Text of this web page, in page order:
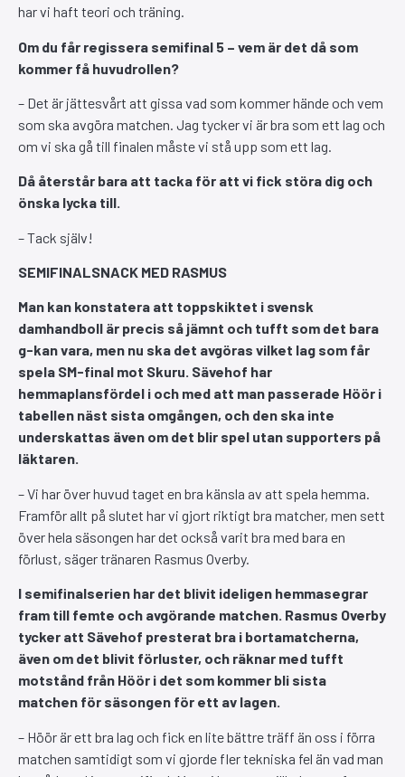
har vi haft teori och träning.
Om du får regissera semifinal 5 – vem är det då som
kommer få huvudrollen?
– Det är jättesvårt att gissa vad som kommer hände och vem
som ska avgöra matchen. Jag tycker vi är bra som ett lag och
om vi ska gå till finalen måste vi stå upp som ett lag.
Då återstår bara att tacka för att vi fick störa dig och
önska lycka till.
– Tack själv!
SEMIFINALSNACK MED RASMUS
Man kan konstatera att toppskiktet i svensk
damhandboll är precis så jämnt och tufft som det bara
g-kan vara, men nu ska det avgöras vilket lag som får
spela SM-final mot Skuru. Sävehof har
hemmaplansfördel i och med att man passerade Höör i
tabellen näst sista omgången, och den ska inte
underskattas även om det blir spel utan supporters på
läktaren.
– Vi har över huvud taget en bra känsla av att spela hemma.
Framför allt på slutet har vi gjort riktigt bra matcher, men sett
över hela säsongen har det också varit bra med bara en
förlust, säger tränaren Rasmus Overby.
I semifinalserien har det blivit ideligen hemmasegrar
fram till femte och avgörande matchen. Rasmus Overby
tycker att Sävehof presterat bra i bortamatcherna,
även om det blivit förluster, och räknar med tufft
motstånd från Höör i det som kommer bli sista
matchen för säsongen för ett av lagen.
– Höör är ett bra lag och fick en lite bättre träff än oss i förra
matchen samtidigt som vi gjorde fler tekniska fel än vad man